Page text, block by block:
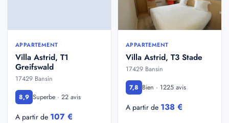
APPARTEMENT
Villa Astrid, T1
Greifswald
17429 Bansin
8,9 Superbe · 22 avis
A partir de 107 €
APPARTEMENT
Villa Astrid, T3 Stade
17429 Bansin
7,8 Bien · 1225 avis
A partir de 138 €